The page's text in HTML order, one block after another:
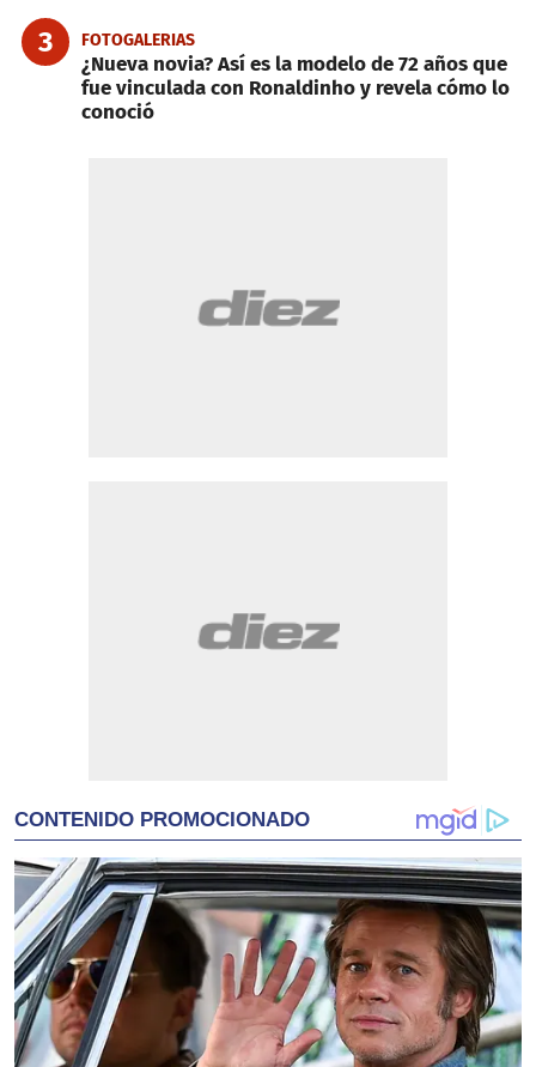
3 FOTOGALERIAS
¿Nueva novia? Así es la modelo de 72 años que
fue vinculada con Ronaldinho y revela cómo lo
conoció